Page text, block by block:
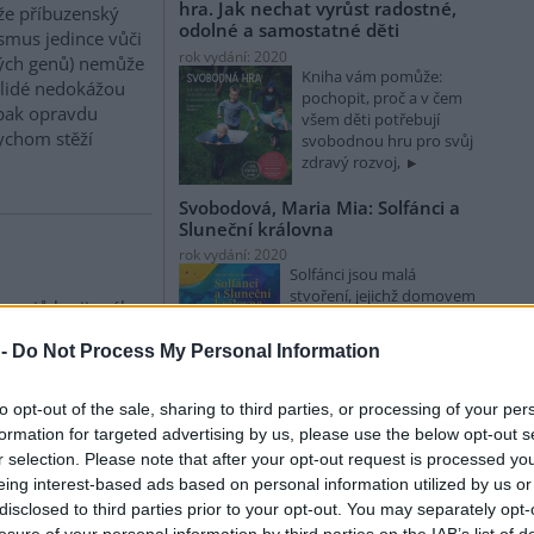
Do Not Process My Personal Information
opt-out of the sale, sharing to third parties, or processing of your
for targeted advertising by us, please use the below opt-out
selection. Please note that after your opt-out request is processed
interest-based ads based on personal information utilized by us
to third parties prior to your opt-out. You may separately
příbuzenský
jedince vůči
genů) nemůže
nedokážou
opravdu
stěží
esejů krajinného
čtením
o
půdy. Na
a aktivisté
promyšlený
bezprostředně
hra. Jak nechat vyrůst radostné,
odolné a samostatné děti
rok vydání: 2020
Kniha vám pomůže:
pochopit, proč a v čem
všem děti potřebují
svobodnou hru pro svůj
zdravý rozvoj,
Svobodová, Maria Mia: Solfánci a
Sluneční královna
rok vydání: 2020
Solfánci jsou malá
stvoření, jejichž domovem
úkolem je strážit jeho
Palán, Aleš; Šibík, Jan: Raději
zešílet v divočině: Setkání s
šumavskými samotáři
rok vydání: 2018
Koupit na Kosmas.cz
Někteří si postavili v lese